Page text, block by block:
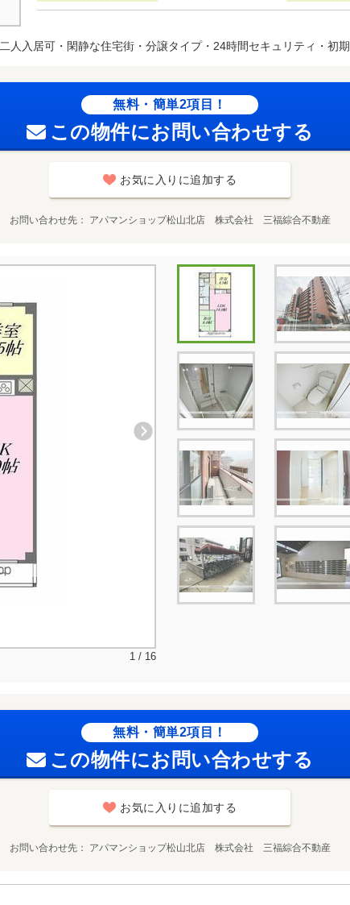
二人入居可・閑静な住宅街・分譲タイプ・24時間セキュリティ・初
無料・簡単2項目！
この物件にお問い合わせする
お気に入りに追加する
お問い合わせ先 アパマンショップ松山北店 株式会社 三福綜合不動産
1 / 16
無料・簡単2項目！
この物件にお問い合わせする
お気に入りに追加する
お問い合わせ先 アパマンショップ松山北店 株式会社 三福綜合不動産